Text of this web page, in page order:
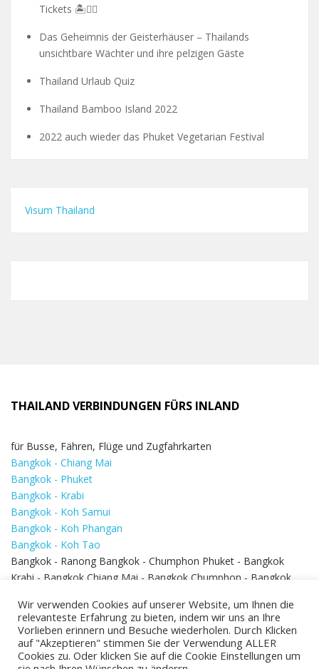
Tickets 🏝️🧗‍♂️
Das Geheimnis der Geisterhäuser – Thailands
unsichtbare Wächter und ihre pelzigen Gäste
Thailand Urlaub Quiz
Thailand Bamboo Island 2022
2022 auch wieder das Phuket Vegetarian Festival
Visum Thailand
THAILAND VERBINDUNGEN FÜRS INLAND
für Busse, Fähren, Flüge und Zugfahrkarten
Bangkok - Chiang Mai
Bangkok - Phuket
Bangkok - Krabi
Bangkok - Koh Samui
Bangkok - Koh Phangan
Bangkok - Koh Tao
Bangkok - Ranong Bangkok - Chumphon Phuket - Bangkok
Krabi - Bangkok Chiang Mai - Bangkok Chumphon - Bangkok
Bangkok - Hua Hin
Wir verwenden Cookies auf unserer Website, um Ihnen die
relevanteste Erfahrung zu bieten, indem wir uns an Ihre
Vorlieben erinnern und Besuche wiederholen. Durch Klicken
auf "Akzeptieren" stimmen Sie der Verwendung ALLER
Cookies zu. Oder klicken Sie auf die Cookie Einstellungen um